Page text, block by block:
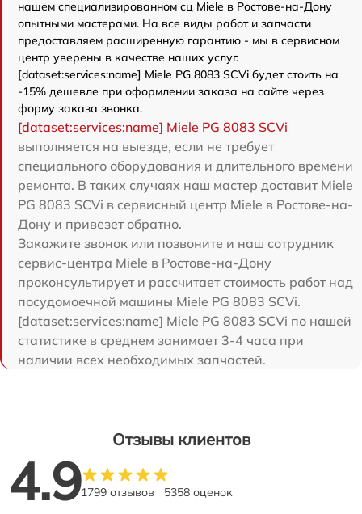
нашем специализированном сц Miele в Ростове-на-Дону
опытными мастерами. На все виды работ и запчасти
предоставляем расширенную гарантию - мы в сервисном
центр уверены в качестве наших услуг.
[dataset:services:name] Miele PG 8083 SCVi будет стоить на
-15% дешевле при оформлении заказа на сайте через
форму заказа звонка.
[dataset:services:name] Miele PG 8083 SCVi
выполняется на выезде, если не требует
специального оборудования и длительного времени
ремонта. В таких случаях наш мастер доставит Miele
PG 8083 SCVi в сервисный центр Miele в Ростове-на-
Дону и привезет обратно.
Закажите звонок или позвоните и наш сотрудник
сервис-центра Miele в Ростове-на-Дону
проконсультирует и рассчитает стоимость работ над
посудомоечной машины Miele PG 8083 SCVi.
[dataset:services:name] Miele PG 8083 SCVi по нашей
статистике в среднем занимает 3-4 часа при
наличии всех необходимых запчастей.
Отзывы клиентов
4.91799 отзывов 5358 оценок